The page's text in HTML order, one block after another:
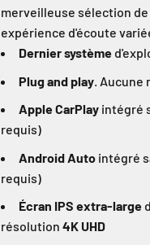
merveilleuse sélection
expérience d'écoute
Dernier système
Plug and play .
Apple CarPlay intégré
requis)
Android Auto intégré
requis)
Écran IPS extra-large
résolution 4K UHD